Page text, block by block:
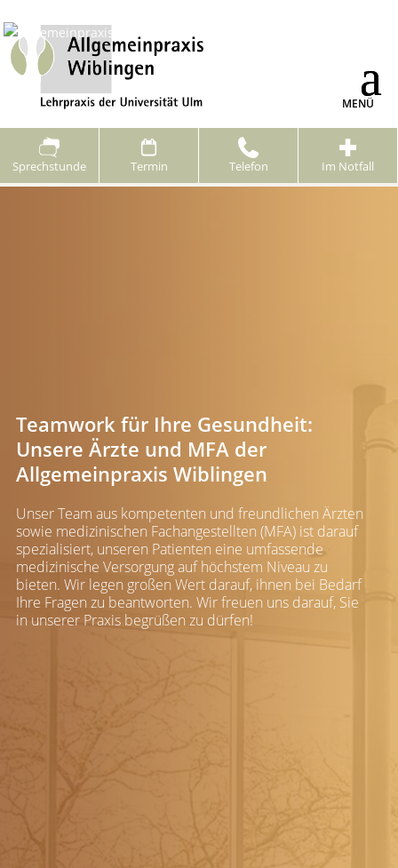
Sprechstunde Termin Telefon Im Notfall
Teamwork für Ihre Gesundheit:
Unsere Ärzte und MFA der
Allgemeinpraxis Wiblingen
Unser Team aus kompetenten und freundlichen Ärzten
sowie medizinischen Fachangestellten (MFA) ist darauf
spezialisiert, unseren Patienten eine umfassende
medizinische Versorgung auf höchstem Niveau zu
bieten. Wir legen großen Wert darauf, ihnen bei Bedarf
Ihre Fragen zu beantworten. Wir freuen uns darauf, Sie
in unserer Praxis begrüßen zu dürfen!